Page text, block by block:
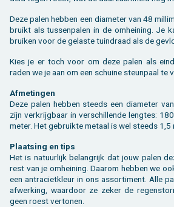
Deze palen heb­ben een dia­me­ter van 48
bruikt als tus­sen­pa­len in de om­hei­ning. Je
brui­ken voor de ge­las­te tuin­draad als de
Kies je er toch voor om deze palen als
raden we je aan om een schui­ne steun­paal te
Af­me­tin­gen
Deze palen heb­ben steeds een dia­me­ter
zijn ver­krijg­baar in ver­schil­len­de leng­tes:
me­ter. Het ge­bruik­te me­taal is wel steeds 1,5
Plaat­sing en tips
Het is na­tuur­lijk be­lang­rijk dat jouw palen
rest van je om­hei­ning. Daar­om heb­ben we
een an­tra­ciet­kleur in ons as­sor­ti­ment. Alle
af­wer­king, waar­door ze zeker de
geen roest ver­to­nen.